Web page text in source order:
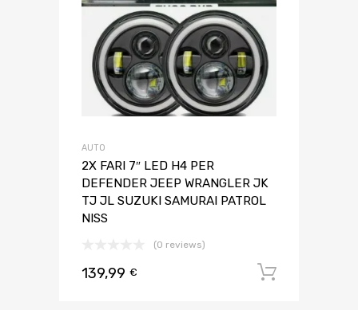
AUTO
2X FARI 7″ LED H4 PER
DEFENDER JEEP WRANGLER JK
TJ JL SUZUKI SAMURAI PATROL
NISS
(0 reviews)
139,99 €